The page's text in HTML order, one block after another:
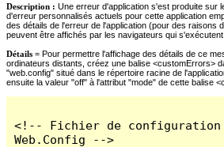
Description : Une erreur d'application s'est produite sur
d'erreur personnalisés actuels pour cette application
des détails de l'erreur de l'application (pour des raisons
peuvent être affichés par les navigateurs qui
Détails = Pour permettre l'affichage des détails de ce
ordinateurs distants, créez une balise <customErrors>
"web.config" situé dans le répertoire racine de
ensuite la valeur "off" à l'attribut "mode" de cette balise
<!-- Fichier de configuration
Web.Config -->